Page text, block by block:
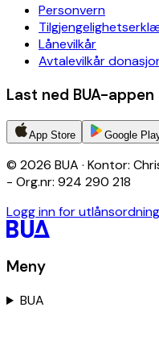
Personvern
Lånevilkår
Avtalevilkår
Last ned BUA-appen
App Store Google
© 2026 BUA · Kontor:
- Org.nr: 924 290 218
Logg inn for
Meny
BUA